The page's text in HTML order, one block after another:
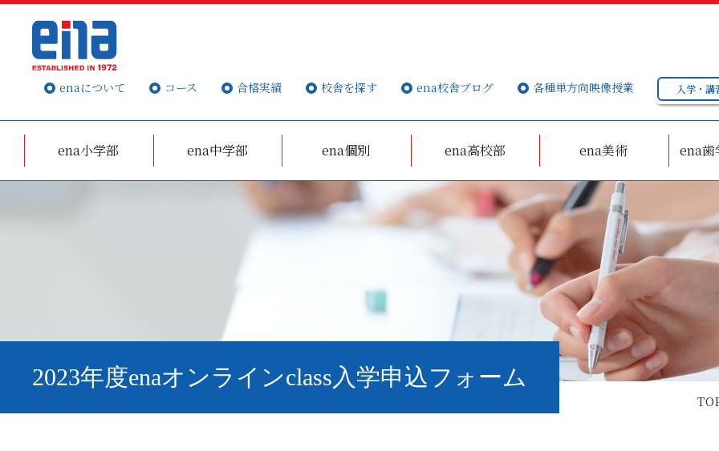
enaについて コース 合格実績 校舎を探す ena校舎ブログ 各種単方向映像授業 入学・講
ena小学部 ena中学部 ena個別 ena高校部 ena美術 ena歯
2023年度enaオンラインclass入学申込フォーム